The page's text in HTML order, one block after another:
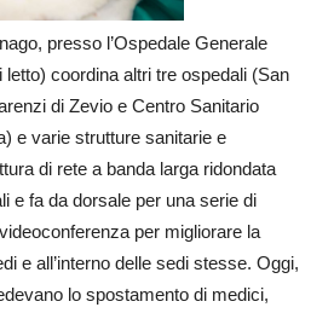
presso l’Ospedale Generale
coordina altri tre ospedali (San
di Zevio e Centro Sanitario
e varie strutture sanitarie e
di rete a banda larga ridondata
e fa da dorsale per una serie di
per migliorare la
e all’interno delle sedi stesse. Oggi,
lo spostamento di medici,